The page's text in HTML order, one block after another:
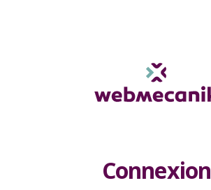
Connexion